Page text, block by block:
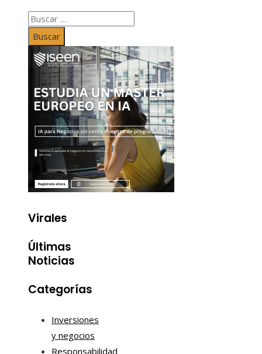
Buscar:
Virales
Últimas
Noticias
Categorías
Inversiones
y negocios
Responsabilidad